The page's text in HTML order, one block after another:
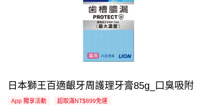
日本獅王百適齦牙周護理牙膏85g_口臭吸附
App 獨享活動 超取滿NT$899免運